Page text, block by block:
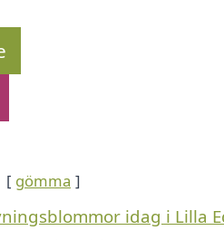
gömma
idag i Lilla